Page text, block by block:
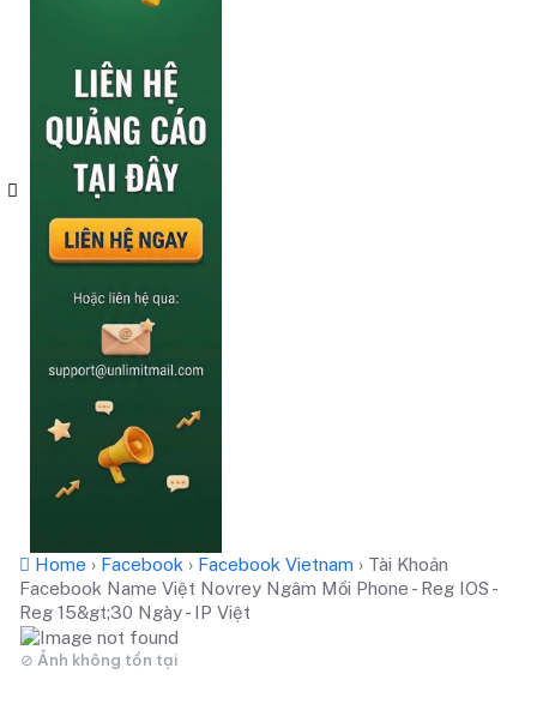
Home › Facebook › Facebook Vietnam › Tài Khoản
Facebook Name Việt Novrey Ngâm Mồi Phone - Reg IOS -
Reg 15&gt;30 Ngày - IP Việt